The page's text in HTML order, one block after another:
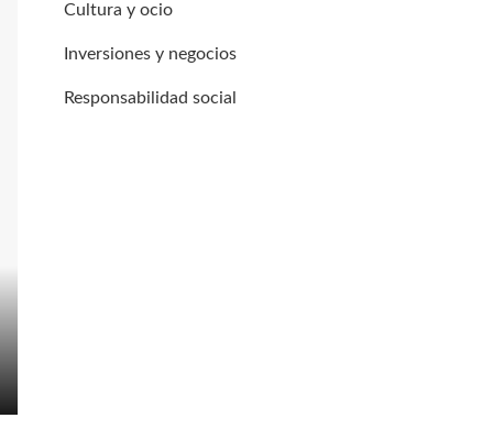
Cultura y ocio
Inversiones y negocios
Responsabilidad social